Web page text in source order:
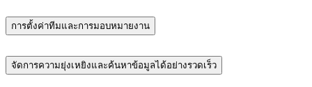
การตั้งค่าทีมและการมอบหมายงาน
จัดการความยุ่งเหยิงและค้นหาข้อมูลได้อย่างรวดเร็ว